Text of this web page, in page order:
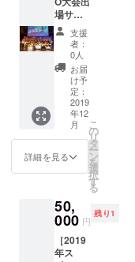
定）。
ぜひ会
場で
iXA/AN
ATSUC
HIの応
援をし
てほし
いで
す！皆
さんの
応援が
本当に
HADO
マレー
リジナ
ルTシャ
iXA/AN
ATSUC
HIチー
ムス
テッ
カー ・
HADO
公式T
シャツ
HADO
公式タ
ンブ
ストバ
ンド
①HAD
Oプレイ
ヤーと
場サ
ポート
コー
ス］ ・
HADO
WORLD
CUP20
19ご招
待 ・大
会出場
までを
サポー
ト ・
HADO
シアオ
リジナ
ルTシャ
ツ ・
TEAM
支援
者：
0人
お届
け予
定：
2019
年12
月
詳細を見る
こ
の
リ
タ
ー
ン
を
選
択
す
る
50,
000 円
残り1
［2019
年ス